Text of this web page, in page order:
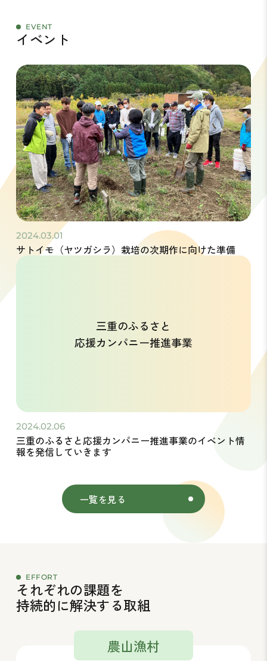
EVENT
イベント
2024.03.01
サトイモ（ヤツガシラ）栽培の次期作に向けた準備
三重のふるさと
応援カンパニー推進事業
2024.02.06
三重のふるさと応援カンパニー推進事業のイベント情
報を発信していきます
一覧を見る
EFFORT
それぞれの課題を
持続的に解決する取組
農山漁村